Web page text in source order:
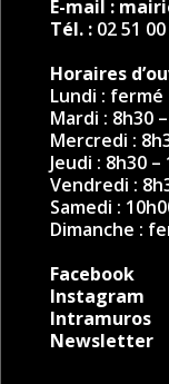
E-mail :
Tél. : 02 51 00
Horaires
Lundi : fermé
Mardi : 8h30
Mercredi :
Jeudi : 8h30
Vendredi :
Samedi :
Dimanche :
Facebook
Instagram
Intramuros
Newsletter